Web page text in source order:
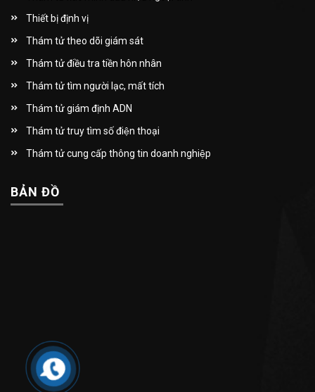
Thiết bị định vị
Thám tử theo dõi giám sát
Thám tử điều tra tiền hôn nhân
Thám tử tìm người lạc, mất tích
Thám tử giám định ADN
Thám tử truy tìm số điện thoại
Thám tử cung cấp thông tin doanh nghiệp
BẢN ĐỒ